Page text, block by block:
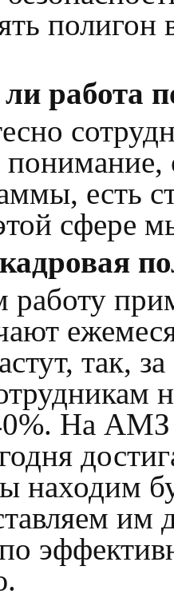
работа
есть
сфере
так,
На АМЗ
находим
им